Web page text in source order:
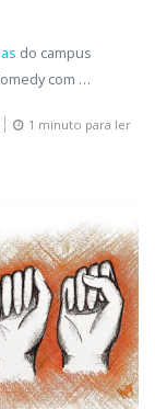
do campus
com …
1 minuto para ler